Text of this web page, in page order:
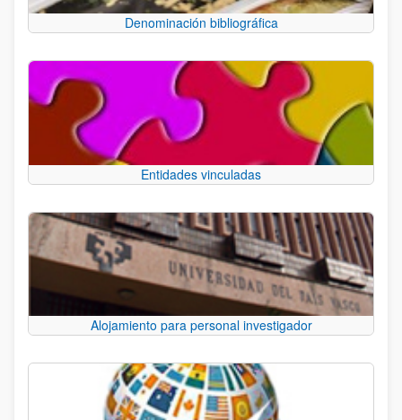
Denominación bibliográfica
Entidades vinculadas
Alojamiento para personal investigador